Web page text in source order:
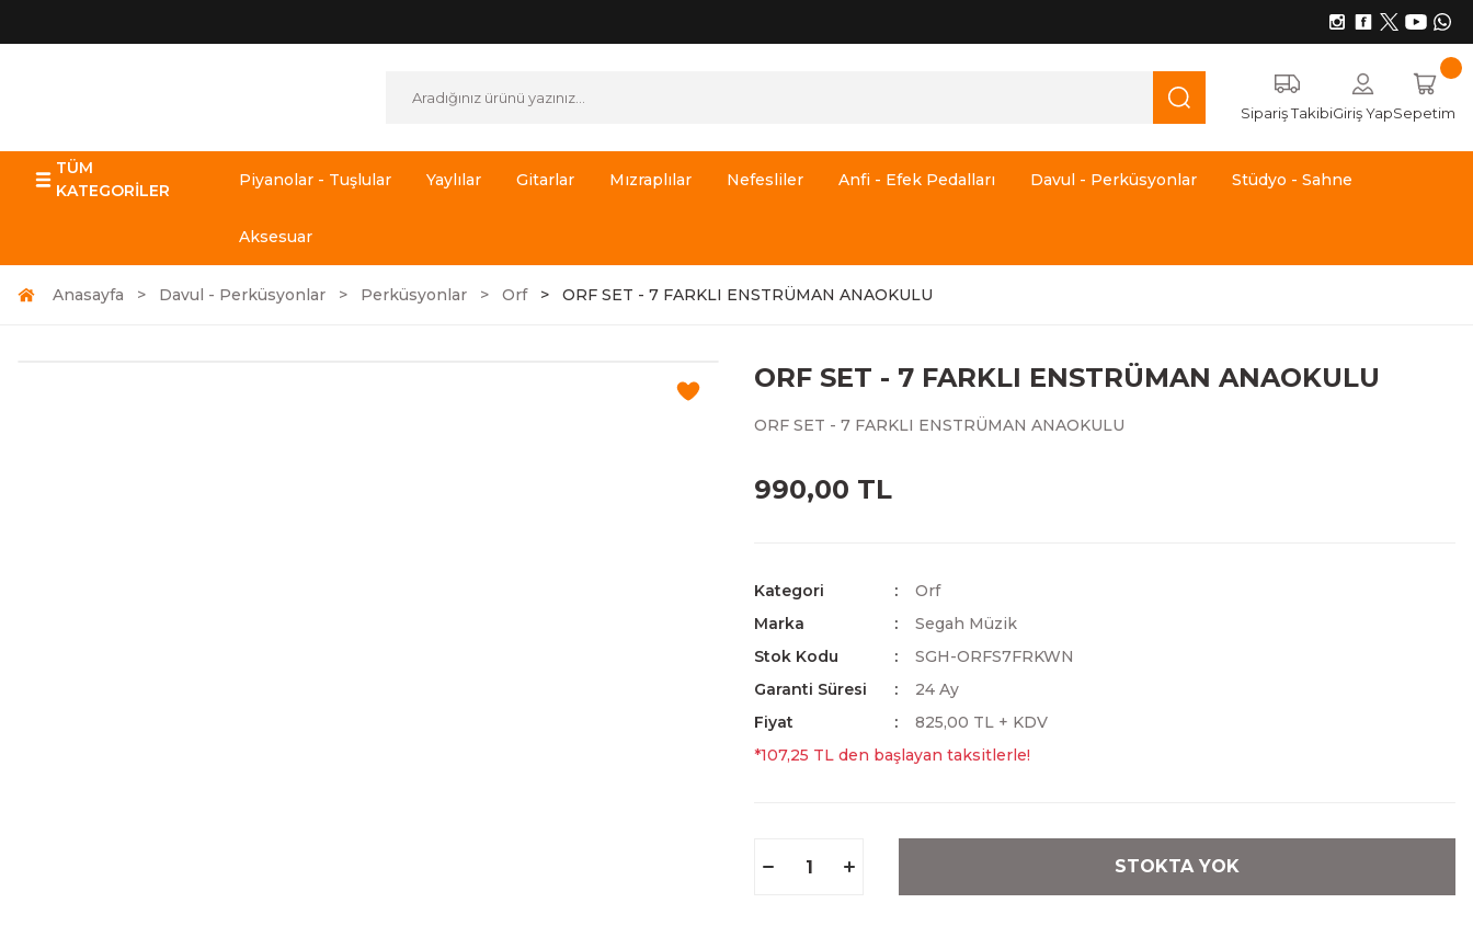
Sipariş TakibiGiriş YapSepetim
TÜM
KATEGORİLER
Piyanolar - Tuşlular Yaylılar Gitarlar Mızraplılar Nefesliler Anfi - Efek Pedalları Davul - Perküsyonlar Stüdyo - Sahne
Aksesuar
Anasayfa Davul - Perküsyonlar Perküsyonlar Orf ORF SET - 7 FARKLI ENSTRÜMAN ANAOKULU
ORF SET - 7 FARKLI ENSTRÜMAN ANAOKULU
ORF SET - 7 FARKLI ENSTRÜMAN ANAOKULU
990,00 TL
Kategori
Orf
Marka
Segah Müzik
Stok Kodu
SGH-ORFS7FRKWN
Garanti Süresi
24 Ay
Fiyat
825,00 TL + KDV
*107,25 TL den başlayan taksitlerle!
STOKTA YOK